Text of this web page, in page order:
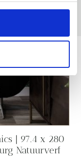
| 97.4 x 280
Natuurverf